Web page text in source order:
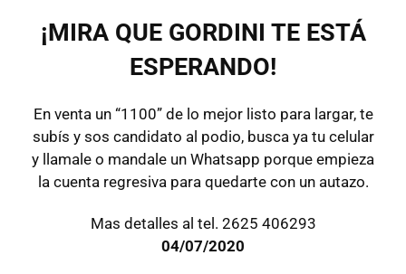
¡MIRA QUE GORDINI TE ESTÁ
ESPERANDO!
En venta un “1100” de lo mejor listo para largar, te
subís y sos candidato al podio, busca ya tu celular
y llamale o mandale un Whatsapp porque empieza
la cuenta regresiva para quedarte con un autazo.
Mas detalles al tel. 2625 406293
04/07/2020